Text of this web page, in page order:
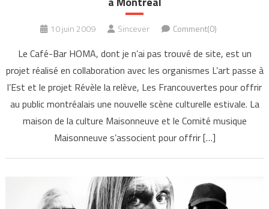
10 juin 2009 Sincever Comment(0)
Le Café-Bar HOMA, dont je n’ai pas trouvé de site, est un
projet réalisé en collaboration avec les organismes L’art passe à
l’Est et le projet Révèle la relève, Les Francouvertes pour offrir
au public montréalais une nouvelle scène culturelle estivale. La
maison de la culture Maisonneuve et le Comité musique
Maisonneuve s’associent pour offrir […]